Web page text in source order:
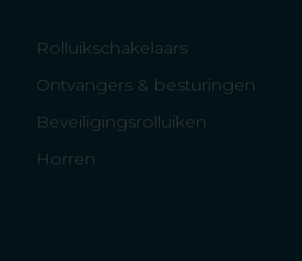
Rolluikschakelaars
Ontvangers & besturingen
Beveiligingsrolluiken
Horren